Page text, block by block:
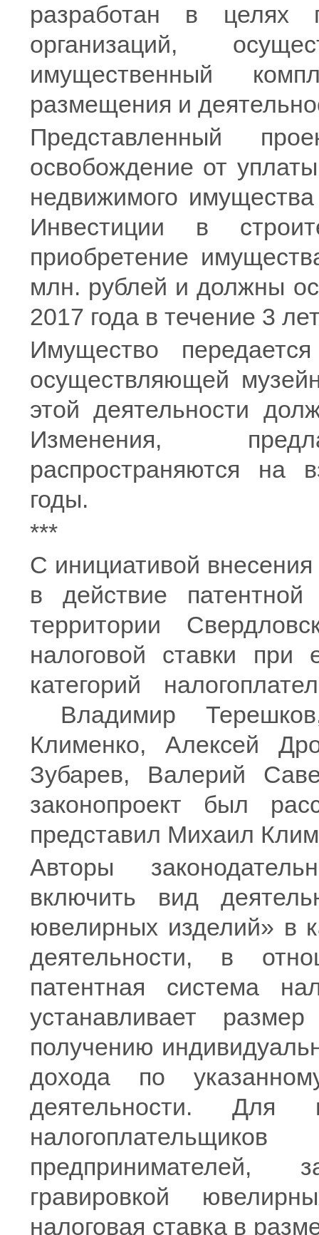
разработан в целях
организаций,
имущественный
размещения и
Представленный
освобождение от
недвижимого
Инвестиции в
приобретение
млн. рублей и должны
2017 года в течение 3
Имущество
осуществляющей
этой деятельности
Изменения,
распространяются на
годы.
***
С инициативой
в действие
территории
налоговой ставки
категорий
Владимир
Клименко, Алексей
Зубарев, Валерий
законопроект был
представил Михаил
Авторы
включить вид
ювелирных изделий» в
деятельности, в
патентная система
устанавливает
получению
дохода по
деятельности. Для
гравировкой
налоговая ставка в